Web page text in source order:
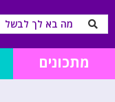
מתכונים